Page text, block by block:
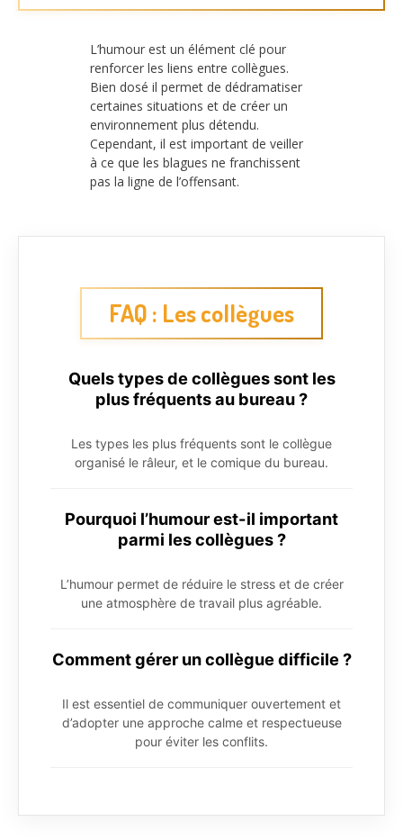
L’humour est un élément clé pour
renforcer les liens entre collègues.
Bien dosé il permet de dédramatiser
certaines situations et de créer un
environnement plus détendu.
Cependant, il est important de veiller
à ce que les blagues ne franchissent
pas la ligne de l’offensant.
FAQ : Les collègues
Quels types de collègues sont les
plus fréquents au bureau ?
Les types les plus fréquents sont le collègue
organisé le râleur, et le comique du bureau.
Pourquoi l’humour est-il important
parmi les collègues ?
L’humour permet de réduire le stress et de créer
une atmosphère de travail plus agréable.
Comment gérer un collègue difficile ?
Il est essentiel de communiquer ouvertement et
d’adopter une approche calme et respectueuse
pour éviter les conflits.